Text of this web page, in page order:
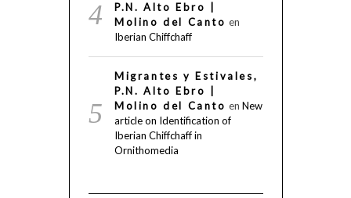
P.N. Alto Ebro |
Molino del Canto en
Iberian Chiffchaff
Migrantes y Estivales,
P.N. Alto Ebro |
Molino del Canto en New
article on Identification of
Iberian Chiffchaff in
Ornithomedia